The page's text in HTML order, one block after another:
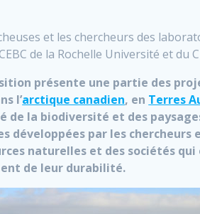
et les chercheurs des
de la Rochelle Université et
présente une partie des
l’arctique canadien, en Terres
la biodiversité et des
développées par les chercheurs
naturelles et des sociétés qui
de leur durabilité.